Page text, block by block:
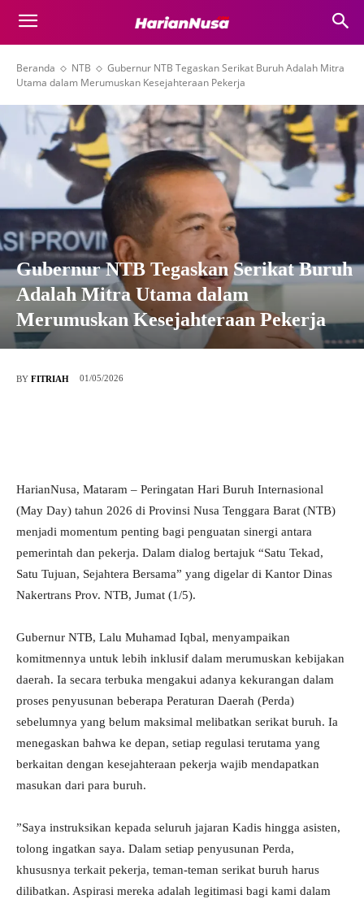
Beranda NTB
Gubernur NTB Tegaskan Serikat Buruh Adalah Mitra
Utama dalam Merumuskan Kesejahteraan Pekerja
Gubernur NTB Tegaskan Serikat Buruh
Adalah Mitra Utama dalam
Merumuskan Kesejahteraan Pekerja
BY FITRIAH 01/05/2026
HarianNusa, Mataram – Peringatan Hari Buruh Internasional
(May Day) tahun 2026 di Provinsi Nusa Tenggara Barat (NTB)
menjadi momentum penting bagi penguatan sinergi antara
pemerintah dan pekerja. Dalam dialog bertajuk “Satu Tekad,
Satu Tujuan, Sejahtera Bersama” yang digelar di Kantor Dinas
Nakertrans Prov. NTB, Jumat (1/5).
Gubernur NTB, Lalu Muhamad Iqbal, menyampaikan
komitmennya untuk lebih inklusif dalam merumuskan kebijakan
daerah. Ia secara terbuka mengakui adanya kekurangan dalam
proses penyusunan beberapa Peraturan Daerah (Perda)
sebelumnya yang belum maksimal melibatkan serikat buruh. Ia
menegaskan bahwa ke depan, setiap regulasi terutama yang
berkaitan dengan kesejahteraan pekerja wajib mendapatkan
masukan dari para buruh.
​”Saya instruksikan kepada seluruh jajaran Kadis hingga asisten,
tolong ingatkan saya. Dalam setiap penyusunan Perda,
khususnya terkait pekerja, teman-teman serikat buruh harus
dilibatkan. Aspirasi mereka adalah legitimasi bagi kami dalam